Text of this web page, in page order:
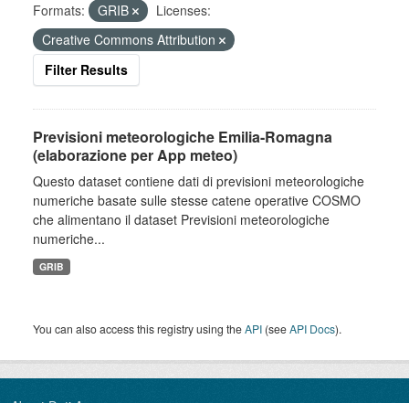
Formats:
GRIB
Licenses:
Creative Commons Attribution
Filter Results
Previsioni meteorologiche Emilia-Romagna
(elaborazione per App meteo)
Questo dataset contiene dati di previsioni meteorologiche
numeriche basate sulle stesse catene operative COSMO
che alimentano il dataset Previsioni meteorologiche
numeriche...
GRIB
You can also access this registry using theAPI (seeAPI Docs).